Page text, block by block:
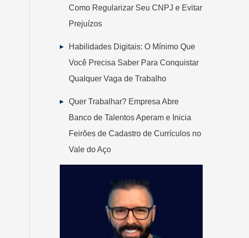
Como Regularizar Seu CNPJ e Evitar
Prejuízos
Habilidades Digitais: O Mínimo Que
Você Precisa Saber Para Conquistar
Qualquer Vaga de Trabalho
Quer Trabalhar? Empresa Abre
Banco de Talentos Aperam e Inicia
Feirões de Cadastro de Currículos no
Vale do Aço